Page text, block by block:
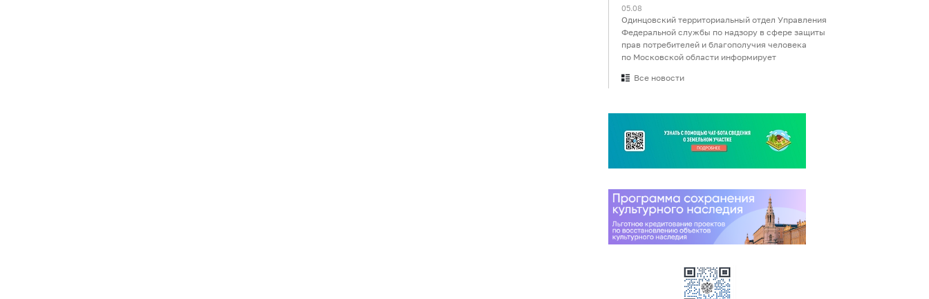
05.08
Одинцовский территориальный отдел Управления
Федеральной службы по надзору в сфере защиты
прав потребителей и благополучия человека
по Московской области информирует
Все новости